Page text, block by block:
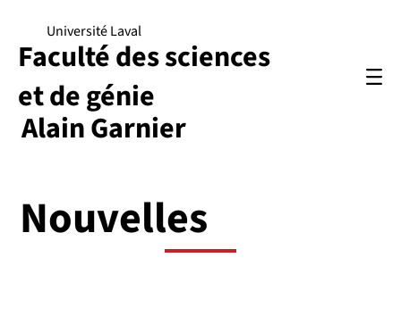
Alain Garnier
Université Laval
Faculté des sciences
et de génie
Nouvelles